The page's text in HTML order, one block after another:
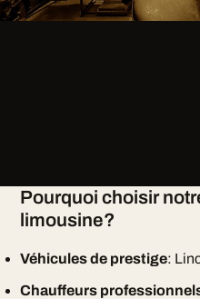
Pourquoi choisir
limousine?
Véhicules de prestige:
Chauffeurs